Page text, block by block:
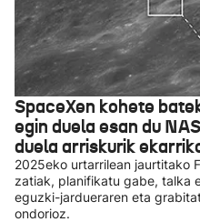
SpaceXen kohete
egin duela esan du
duela arriskurik
2025eko urtarrilean jaurtitako
zatiak, planifikatu gabe, talka
eguzki-jardueraren eta
ondorioz.